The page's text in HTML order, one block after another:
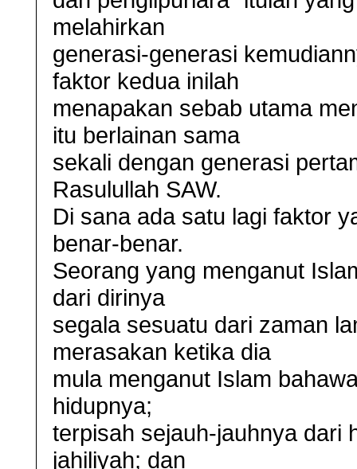
melahirkan
generasi-generasi
faktor kedua inilah
menapakan sebab utama
itu berlainan sama
sekali dengan generasi
Rasulullah SAW.
Di sana ada satu lagi faktor
benar-benar.
Seorang yang menganut
dari dirinya
segala sesuatu dari zaman
merasakan ketika dia
mula menganut Islam
hidupnya;
terpisah sejauh-jauhnya dari
jahiliyah; dan